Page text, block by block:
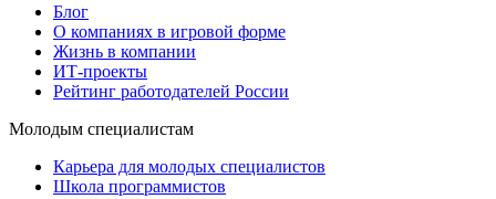
Блог
О компаниях в игровой форме
Жизнь в компании
ИТ-проекты
Рейтинг работодателей России
Молодым специалистам
Карьера для молодых специалистов
Школа программистов